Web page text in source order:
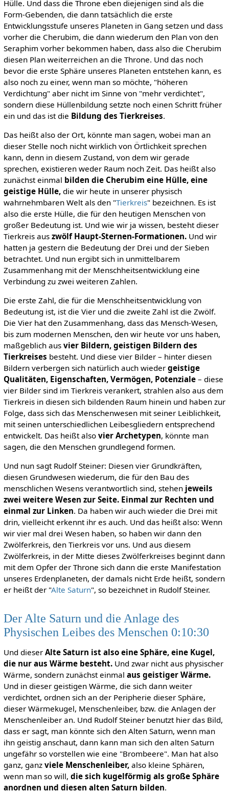
Hülle. Und dass die Throne eben diejenigen sind als die
Form-Gebenden, die dann tatsächlich die erste
Entwicklungsstufe unseres Planeten in Gang setzen und dass
vorher die Cherubim, die dann wiederum den Plan von den
Seraphim vorher bekommen haben, dass also die Cherubim
diesen Plan weiterreichen an die Throne. Und das noch
bevor die erste Sphäre unseres Planeten entstehen kann, es
also noch zu einer, wenn man so möchte, "höheren
Verdichtung" aber nicht im Sinne von "mehr verdichtet",
sondern diese Hüllenbildung setzte noch einen Schritt früher
ein und das ist die Bildung des Tierkreises.
Das heißt also der Ort, könnte man sagen, wobei man an
dieser Stelle noch nicht wirklich von Örtlichkeit sprechen
kann, denn in diesem Zustand, von dem wir gerade
sprechen, existieren weder Raum noch Zeit. Das heißt also
zunächst einmal bilden die Cherubim eine Hülle, eine
geistige Hülle,die wir heute in unserer physisch
wahrnehmbaren Welt als den "Tierkreis" bezeichnen. Es ist
also die erste Hülle, die für den heutigen Menschen von
großer Bedeutung ist. Und wie wir ja wissen, besteht dieser
Tierkreis aus zwölf Haupt-Sternen-Formationen.Und wir
hatten ja gestern die Bedeutung der Drei und der Sieben
betrachtet. Und nun ergibt sich in unmittelbarem
Zusammenhang mit der Menschheitsentwicklung eine
Verbindung zu zwei weiteren Zahlen.
Die erste Zahl, die für die Menschheitsentwicklung von
Bedeutung ist, ist die Vier und die zweite Zahl ist die Zwölf.
Die Vier hat den Zusammenhang, dass das Mensch-Wesen,
bis zum modernen Menschen, den wir heute vor uns haben,
maßgeblich aus vier Bildern, geistigen Bildern des
Tierkreises besteht. Und diese vier Bilder – hinter diesen
Bildern verbergen sich natürlich auch wieder geistige
Qualitäten, Eigenschaften, Vermögen, Potenziale– diese
vier Bilder sind im Tierkreis verankert, strahlen also aus dem
Tierkreis in diesen sich bildenden Raum hinein und haben zur
Folge, dass sich das Menschenwesen mit seiner Leiblichkeit,
mit seinen unterschiedlichen Leibesgliedern entsprechend
entwickelt. Das heißt also vier Archetypen, könnte man
sagen, die den Menschen grundlegend formen.
Und nun sagt Rudolf Steiner: Diesen vier Grundkräften,
diesen Grundwesen wiederum, die für den Bau des
menschlichen Wesens verantwortlich sind, stehen jeweils
zwei weitere Wesen zur Seite. Einmal zur Rechten und
einmal zur Linken. Da haben wir auch wieder die Drei mit
drin, vielleicht erkennt ihr es auch. Und das heißt also: Wenn
wir vier mal drei Wesen haben, so haben wir dann den
Zwölferkreis, den Tierkreis vor uns. Und aus diesem
Zwölferkreis, in der Mitte dieses Zwölferkreises beginnt dann
mit dem Opfer der Throne sich dann die erste Manifestation
unseres Erdenplaneten, der damals nicht Erde heißt, sondern
er heißt der "Alte Saturn", so bezeichnet in Rudolf Steiner.
Der Alte Saturn und die Anlage des
Physischen Leibes des Menschen 0:10:30
Und dieser Alte Saturn ist also eine Sphäre, eine Kugel,
die nur aus Wärme besteht.Und zwar nicht aus physischer
Wärme, sondern zunächst einmal aus geistiger Wärme.
Und in dieser geistigen Wärme, die sich dann weiter
verdichtet, ordnen sich an der Peripherie dieser Sphäre,
dieser Wärmekugel, Menschenleiber, bzw. die Anlagen der
Menschenleiber an. Und Rudolf Steiner benutzt hier das Bild,
dass er sagt, man könnte sich den Alten Saturn, wenn man
ihn geistig anschaut, dann kann man sich den alten Saturn
ungefähr so vorstellen wie eine "Brombeere". Man hat also
ganz, ganz viele Menschenleiber,also kleine Sphären,
wenn man so will, die sich kugelförmig als große Sphäre
anordnen und diesen alten Saturn bilden.